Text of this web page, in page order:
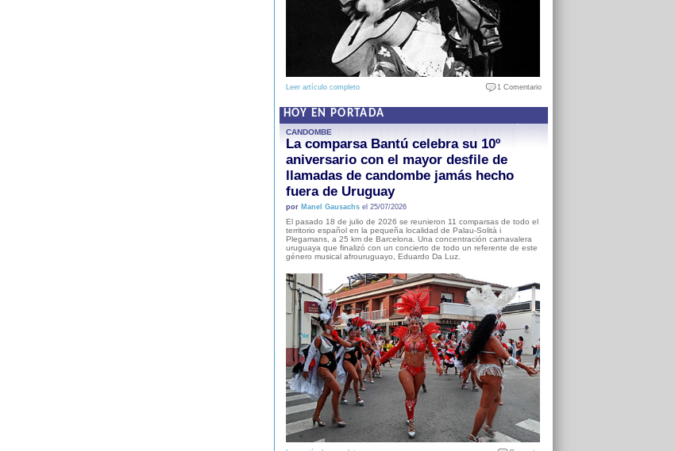
Leer artículo completo 1 Comentario
HOY EN PORTADA
CANDOMBE
La comparsa Bantú celebra su 10º
aniversario con el mayor desfile de
llamadas de candombe jamás hecho
fuera de Uruguay
por Manel Gausachsel 25/07/2026
El pasado 18 de julio de 2026 se reunieron 11 comparsas de todo el
territorio español en la pequeña localidad de Palau-Solità i
Plegamans, a 25 km de Barcelona. Una concentración carnavalera
uruguaya que finalizó con un concierto de todo un referente de este
género musical afrouruguayo, Eduardo Da Luz.